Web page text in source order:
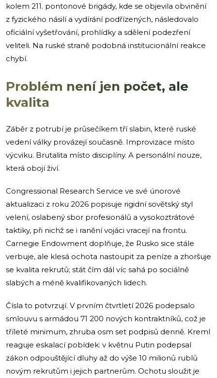
kolem 211. pontonové brigády, kde se objevila obvinění
z fyzického násilí a vydírání podřízených, následovalo
oficiální vyšetřování, prohlídky a sdělení podezření
veliteli. Na ruské straně podobná institucionální reakce
chybí.
Problém není jen počet, ale
kvalita
Záběr z potrubí je průsečíkem tří slabin, které ruské
vedení války provázejí současně. Improvizace místo
výcviku. Brutalita místo disciplíny. A personální nouze,
která obojí živí.
Congressional Research Service ve své únorové
aktualizaci z roku 2026 popisuje rigidní sovětský styl
velení, oslabený sbor profesionálů a vysokoztrátové
taktiky, při nichž se i ranění vojáci vracejí na frontu.
Carnegie Endowment doplňuje, že Rusko sice stále
verbuje, ale klesá ochota nastoupit za peníze a zhoršuje
se kvalita rekrutů; stát čím dál víc sahá po sociálně
slabých a méně kvalifikovaných lidech.
Čísla to potvrzují. V prvním čtvrtletí 2026 podepsalo
smlouvu s armádou 71 200 nových kontraktníků, což je
tříleté minimum, zhruba osm set podpisů denně. Kreml
reaguje eskalací pobídek: v květnu Putin podepsal
zákon odpouštějící dluhy až do výše 10 milionů rublů
novým rekrutům i jejich partnerům. Ochotu sloužit je